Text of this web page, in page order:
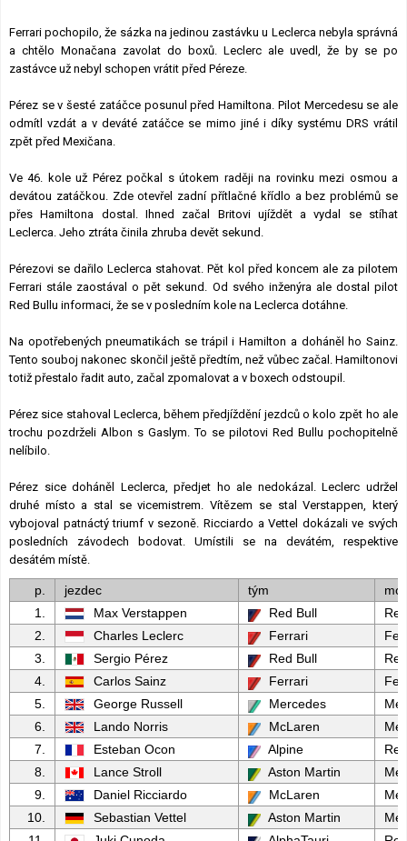
Ferrari pochopilo, že sázka na jedinou zastávku u Leclerca nebyla správná
a chtělo Monačana zavolat do boxů. Leclerc ale uvedl, že by se po
zastávce už nebyl schopen vrátit před Péreze.
Pérez se v šesté zatáčce posunul před Hamiltona. Pilot Mercedesu se ale
odmítl vzdát a v deváté zatáčce se mimo jiné i díky systému DRS vrátil
zpět před Mexičana.
Ve 46. kole už Pérez počkal s útokem raději na rovinku mezi osmou a
devátou zatáčkou. Zde otevřel zadní přítlačné křídlo a bez problémů se
přes Hamiltona dostal. Ihned začal Britovi ujíždět a vydal se stíhat
Leclerca. Jeho ztráta činila zhruba devět sekund.
Pérezovi se dařilo Leclerca stahovat. Pět kol před koncem ale za pilotem
Ferrari stále zaostával o pět sekund. Od svého inženýra ale dostal pilot
Red Bullu informaci, že se v posledním kole na Leclerca dotáhne.
Na opotřebených pneumatikách se trápil i Hamilton a doháněl ho Sainz.
Tento souboj nakonec skončil ještě předtím, než vůbec začal. Hamiltonovi
totiž přestalo řadit auto, začal zpomalovat a v boxech odstoupil.
Pérez sice stahoval Leclerca, během předjíždění jezdců o kolo zpět ho ale
trochu pozdrželi Albon s Gaslym. To se pilotovi Red Bullu pochopitelně
nelíbilo.
Pérez sice doháněl Leclerca, předjet ho ale nedokázal. Leclerc udržel
druhé místo a stal se vicemistrem. Vítězem se stal Verstappen, který
vybojoval patnáctý triumf v sezoně. Ricciardo a Vettel dokázali ve svých
posledních závodech bodovat. Umístili se na devátém, respektive
desátém místě.
p. jezdec tým
1.
Max Verstappen Red Bull
2.
Charles Leclerc Ferrari
3.
Sergio Pérez Red Bull
4.
Carlos Sainz Ferrari
5.
George Russell Mercedes
6.
Lando Norris McLaren
7.
Esteban Ocon Alpine
8.
Lance Stroll Aston Martin
9.
Daniel Ricciardo McLaren
10.
Sebastian Vettel Aston Martin